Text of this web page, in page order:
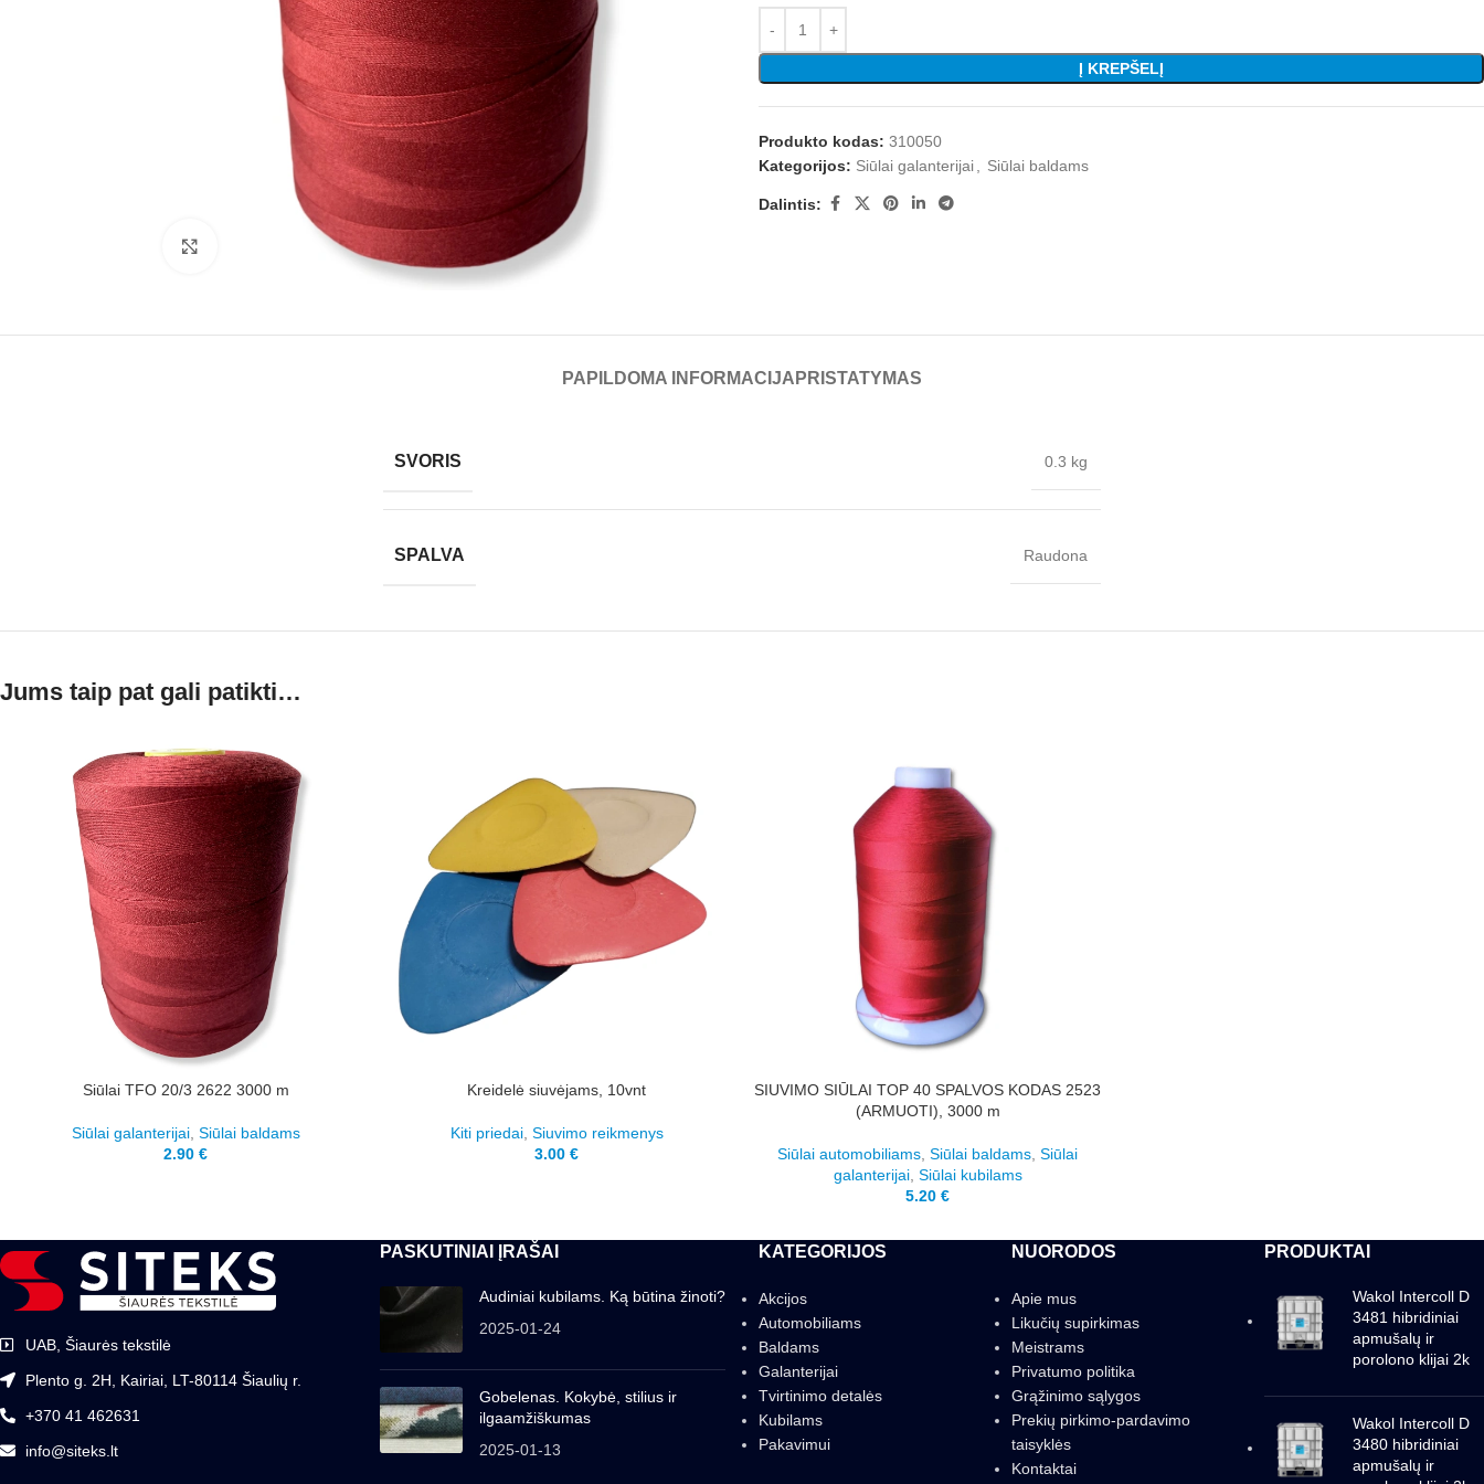
Rodyti nuotrauką visame ekrane
Į KREPŠELĮ
Produkto kodas: 310050
Kategorijos: Siūlai galanterijai Siūlai baldams
Dalintis:
PAPILDOMA INFORMACIJA PRISTATYMAS
SVORIS 0.3 kg
SPALVA Raudona
Jums taip pat gali patikti…
Siūlai TFO 20/3 2622 3000 m
Siūlai galanterijai, Siūlai baldams
2.90 €
Kreidelė siuvėjams, 10vnt
Kiti priedai, Siuvimo reikmenys
3.00 €
SIUVIMO SIŪLAI TOP 40 SPALVOS KODAS 2523
(ARMUOTI), 3000 m
Siūlai automobiliams Siūlai baldams Siūlai
galanterijai, Siūlai kubilams
5.20 €
UAB, Šiaurės tekstilė
Plento g. 2H, Kairiai, LT-80114 Šiaulių r.
+370 41 462631
info@siteks.lt
PASKUTINIAI ĮRAŠAI
Audiniai kubilams. Ką būtina žinoti?
2025-01-24
Gobelenas. Kokybė, stilius ir
ilgaamžiškumas
2025-01-13
KATEGORIJOS
Akcijos
Automobiliams
Baldams
Galanterijai
Tvirtinimo detalės
Kubilams
Pakavimui
NUORODOS
Apie mus
Likučių supirkimas
Meistrams
Privatumo politika
Grąžinimo sąlygos
Prekių pirkimo-pardavimo
taisyklės
Kontaktai
PRODUKTAI
Wakol Intercoll D
3481 hibridiniai
apmušalų ir
porolono klijai 2k
Wakol Intercoll D
3480 hibridiniai
apmušalų ir